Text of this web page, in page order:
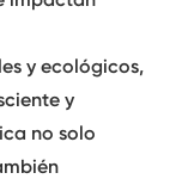
y ecológicos,
y
no solo